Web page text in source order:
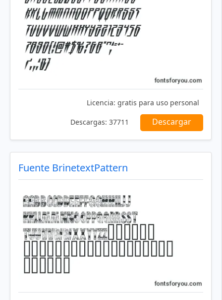
Licencia: gratis para uso personal
Descargas: 37711 Descargar
Fuente BrinetextPattern